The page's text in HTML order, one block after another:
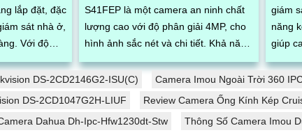
lắp đặt, đặc
sát nhà ở,
độ
tích hợp loa
thông minh
S41FEP là một camera an ninh chất
lượng cao với độ phân giải 4MP, cho
hình ảnh sắc nét và chi tiết. Khả năng
quay xoay 360 cùng chống nước và
bụi bẩn...
giám
năng
giúp
những
DS-2CD2146G2-ISU(C) Camera Imou Ngoài Trời 360
DS-2CD1047G2H-LIUF
Review Camera Ống Kính Kép
Dahua Dh-Ipc-Hfw1230dt-Stw Thông Số Camera Imou